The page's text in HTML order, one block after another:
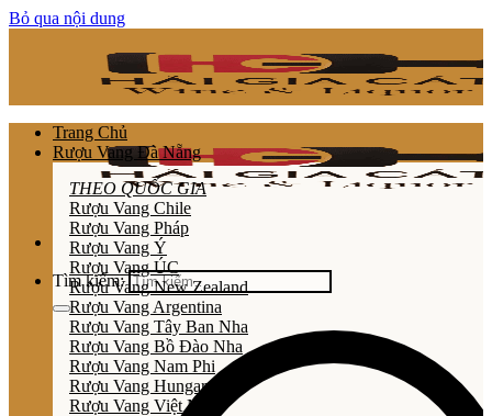
Bỏ qua nội dung
Tìm kiếm:
Trang Chủ
Rượu Vang Đà Nẵng
THEO QUỐC GIA
Rượu Vang Chile
Rượu Vang Pháp
Rượu Vang Ý
Rượu Vang ÚC
Rượu Vang New Zealand
Rượu Vang Argentina
Rượu Vang Tây Ban Nha
Rượu Vang Bồ Đào Nha
Rượu Vang Nam Phi
Rượu Vang Hungary
Rượu Vang Việt Nam